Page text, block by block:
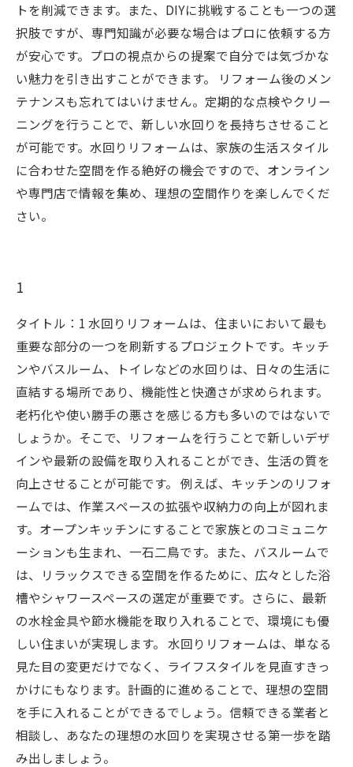
トを削減できます。また、DIYに挑戦することも一つの選
択肢ですが、専門知識が必要な場合はプロに依頼する方
が安心です。プロの視点からの提案で自分では気づかな
い魅力を引き出すことができます。 リフォーム後のメン
テナンスも忘れてはいけません。定期的な点検やクリー
ニングを行うことで、新しい水回りを長持ちさせること
が可能です。水回りリフォームは、家族の生活スタイル
に合わせた空間を作る絶好の機会ですので、オンライン
や専門店で情報を集め、理想の空間作りを楽しんでくだ
さい。
1
タイトル：1 水回りリフォームは、住まいにおいて最も
重要な部分の一つを刷新するプロジェクトです。キッチ
ンやバスルーム、トイレなどの水回りは、日々の生活に
直結する場所であり、機能性と快適さが求められます。
老朽化や使い勝手の悪さを感じる方も多いのではないで
しょうか。そこで、リフォームを行うことで新しいデザ
インや最新の設備を取り入れることができ、生活の質を
向上させることが可能です。 例えば、キッチンのリフォ
ームでは、作業スペースの拡張や収納力の向上が図れま
す。オープンキッチンにすることで家族とのコミュニケ
ーションも生まれ、一石二鳥です。また、バスルームで
は、リラックスできる空間を作るために、広々とした浴
槽やシャワースペースの選定が重要です。さらに、最新
の水栓金具や節水機能を取り入れることで、環境にも優
しい住まいが実現します。 水回りリフォームは、単なる
見た目の変更だけでなく、ライフスタイルを見直すきっ
かけにもなります。計画的に進めることで、理想の空間
を手に入れることができるでしょう。信頼できる業者と
相談し、あなたの理想の水回りを実現させる第一歩を踏
み出しましょう。